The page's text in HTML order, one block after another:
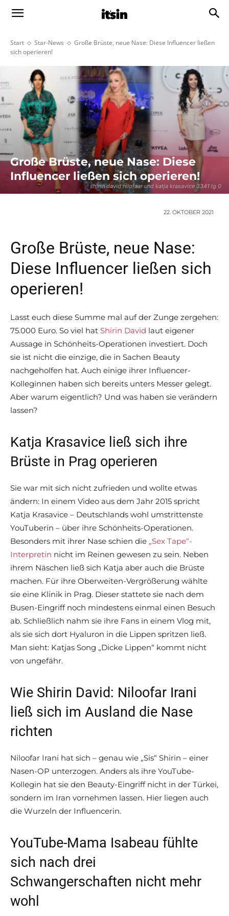
Start Star-News
Große Brüste, neue Nase: Diese Influencer ließen
sich operieren!
shirin david nilofaar und katja krasavice 3341 lg 0
Große Brüste, neue Nase: Diese
Influencer ließen sich operieren!
22. OKTOBER 2021
Große Brüste, neue Nase:
Diese Influencer ließen sich
operieren!
Lasst euch diese Summe mal auf der Zunge zergehen:
75.000 Euro. So viel hat Shirin David laut eigener
Aussage in Schönheits-Operationen investiert. Doch
sie ist nicht die einzige, die in Sachen Beauty
nachgeholfen hat. Auch einige ihrer Influencer-
Kolleginnen haben sich bereits unters Messer gelegt.
Aber warum eigentlich? Und was haben sie verändern
lassen?
Katja Krasavice ließ sich ihre
Brüste in Prag operieren
Sie war mit sich nicht zufrieden und wollte etwas
ändern: In einem Video aus dem Jahr 2015 spricht
Katja Krasavice – Deutschlands wohl umstrittenste
YouTuberin – über ihre Schönheits-Operationen.
Besonders mit ihrer Nase schien die „Sex Tape“-
Interpretin nicht im Reinen gewesen zu sein. Neben
ihrem Näschen ließ sich Katja aber auch die Brüste
machen. Für ihre Oberweiten-Vergrößerung wählte
sie eine Klinik in Prag. Dieser stattete sie nach dem
Busen-Eingriff noch mindestens einmal einen Besuch
ab. Schließlich nahm sie ihre Fans in einem Vlog mit,
als sie sich dort Hyaluron in die Lippen spritzen ließ.
Man sieht: Katjas Song „Dicke Lippen“ kommt nicht
von ungefähr.
Wie Shirin David: Niloofar Irani
ließ sich im Ausland die Nase
richten
Niloofar Irani hat sich – genau wie „Sis“ Shirin – einer
Nasen-OP unterzogen. Anders als ihre YouTube-
Kollegin hat sie den Beauty-Eingriff nicht in der Türkei,
sondern im Iran vornehmen lassen. Hier liegen auch
die Wurzeln der Influencerin.
YouTube-Mama Isabeau fühlte
sich nach drei
Schwangerschaften nicht mehr
wohl